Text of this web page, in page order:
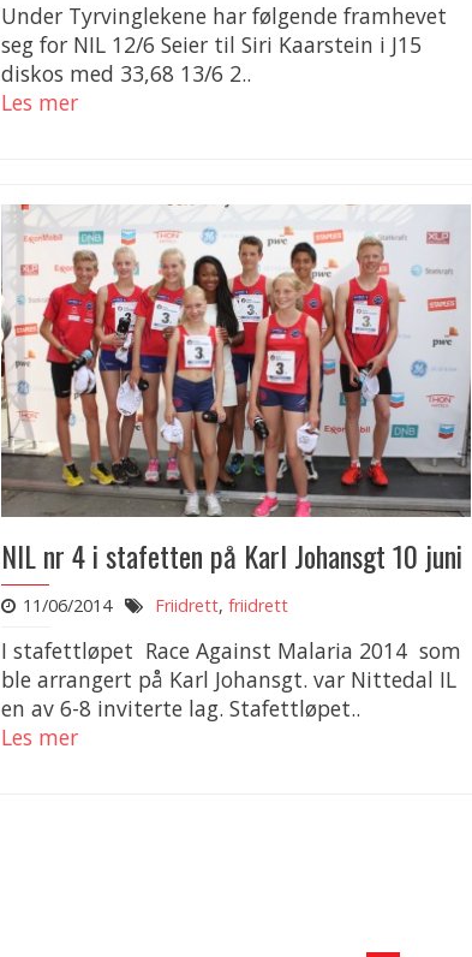
Under Tyrvinglekene har følgende framhevet
seg for NIL 12/6 Seier til Siri Kaarstein i J15
diskos med 33,68 13/6 2..
Les mer
NIL nr 4 i stafetten på Karl Johansgt 10 juni
11/06/2014 Friidrett, friidrett
I stafettløpet Race Against Malaria 2014 som
ble arrangert på Karl Johansgt. var Nittedal IL
en av 6-8 inviterte lag. Stafettløpet..
Les mer